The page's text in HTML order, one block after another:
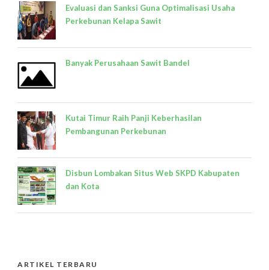
Evaluasi dan Sanksi Guna Optimalisasi Usaha
Perkebunan Kelapa Sawit
Banyak Perusahaan Sawit Bandel
Kutai Timur Raih Panji Keberhasilan
Pembangunan Perkebunan
Disbun Lombakan Situs Web SKPD Kabupaten
dan Kota
ARTIKEL TERBARU